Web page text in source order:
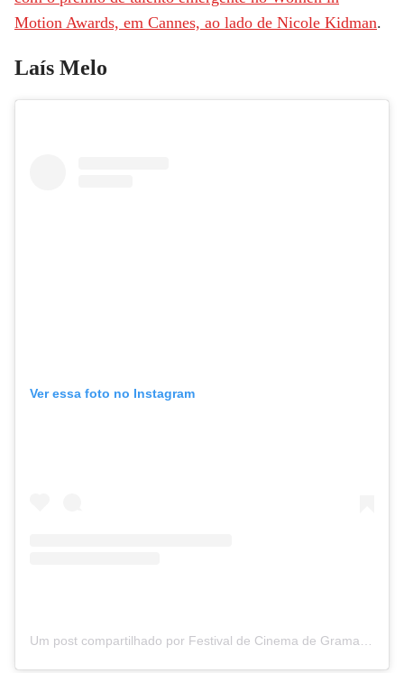
Motion Awards, em Cannes, ao lado de Nicole Kidman.
Laís Melo
Ver essa foto no Instagram